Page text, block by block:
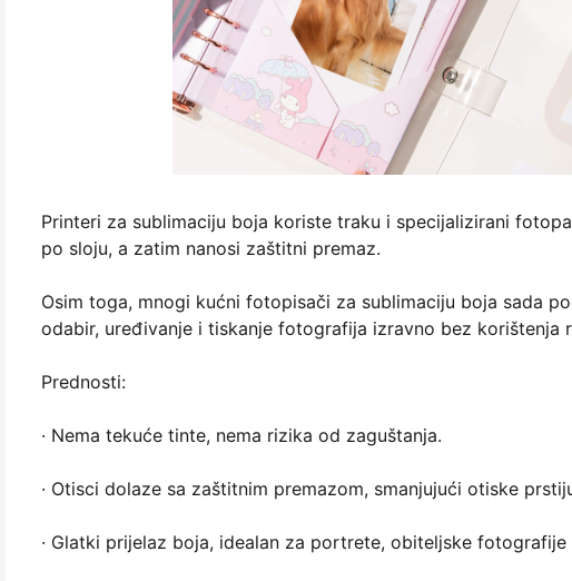
Printeri za sublimaciju boja koriste traku i specijalizirani
po sloju, a zatim nanosi zaštitni premaz.
Osim toga, mnogi kućni fotopisači za sublimaciju boja sada
odabir, uređivanje i tiskanje fotografija izravno bez korištenja
Prednosti:
· Nema tekuće tinte, nema rizika od zaguštanja.
· Otisci dolaze sa zaštitnim premazom, smanjujući otiske
· Glatki prijelaz boja, idealan za portrete, obiteljske fotografije